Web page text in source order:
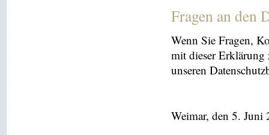
Fragen an den
Wenn Sie Fragen,
mit dieser Erklärung
unseren
Weimar, den 5. Juni